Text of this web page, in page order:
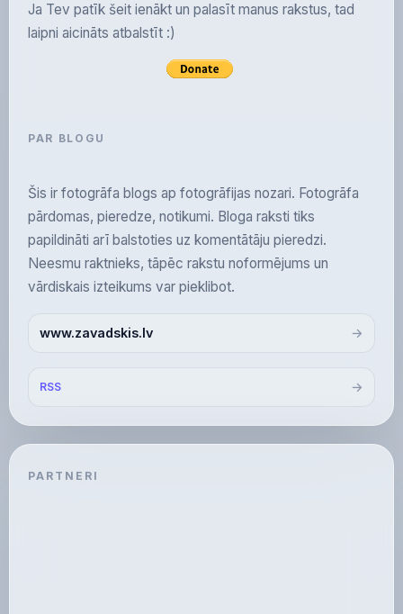
Ja Tev patīk šeit ienākt un palasīt manus rakstus, tad
laipni aicināts atbalstīt :)
PAR BLOGU
Šis ir fotogrāfa blogs ap fotogrāfijas nozari. Fotogrāfa
pārdomas, pieredze, notikumi. Bloga raksti tiks
papildināti arī balstoties uz komentātāju pieredzi.
Neesmu raktnieks, tāpēc rakstu noformējums un
vārdiskais izteikums var pieklibot.
www.zavadskis.lv
RSS
PARTNERI